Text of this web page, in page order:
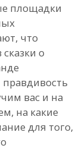
площадки
что
о
вас и на
на какие
для того,